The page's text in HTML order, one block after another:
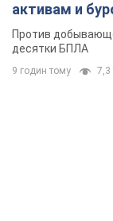
активам и
Против
десятки БПЛА
9 годин тому 7,3